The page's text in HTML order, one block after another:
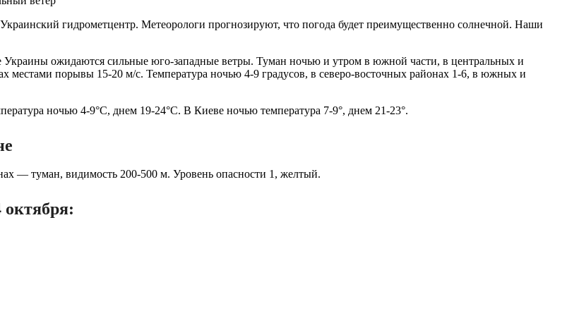
гидрометцентр. Метеорологи прогнозируют, что погода будет преимущественно солнечной. Наши
Украины ожидаются сильные юго-западные ветры. Туман ночью и утром в южной части, в центральных и
местами порывы 15-20 м/с. Температура ночью 4-9 градусов, в северо-восточных районах 1-6, в южных и
ночью 4-9°С, днем ​​19-24°С. В Киеве ночью температура 7-9°, днем ​​21-23°.
— туман, видимость 200-500 м. Уровень опасности 1, желтый.
октября: